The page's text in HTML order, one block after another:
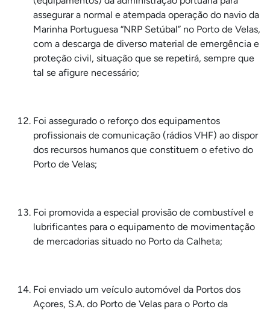
assegurar a normal e atempada operação do navio da
Marinha Portuguesa “NRP Setúbal” no Porto de Velas,
com a descarga de diverso material de emergência e
proteção civil, situação que se repetirá, sempre que
tal se afigure necessário;
Foi assegurado o reforço dos equipamentos
profissionais de comunicação (rádios VHF) ao dispor
dos recursos humanos que constituem o efetivo do
Porto de Velas;
Foi promovida a especial provisão de combustível e
lubrificantes para o equipamento de movimentação
de mercadorias situado no Porto da Calheta;
Foi enviado um veículo automóvel da Portos dos
Açores, S.A. do Porto de Velas para o Porto da